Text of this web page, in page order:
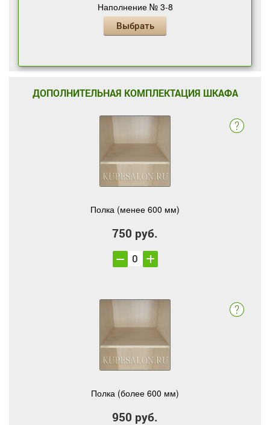
Наполнение № 3-8
Выбрать
ДОПОЛНИТЕЛЬНАЯ КОМПЛЕКТАЦИЯ ШКАФА
Полка (менее 600 мм)
750 руб.
Полка (более 600 мм)
950 руб.